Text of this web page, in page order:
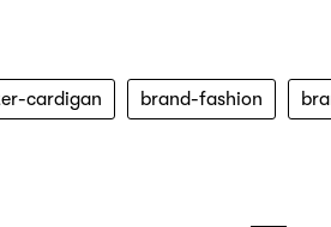
cardigan brand-fashion